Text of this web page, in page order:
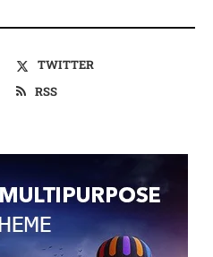
TWITTER
RSS